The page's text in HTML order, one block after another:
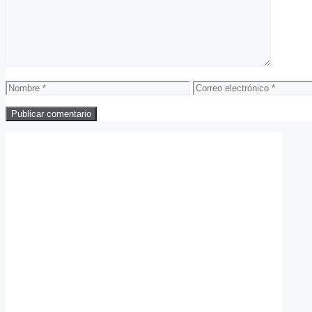
Nombre
Correo
electrónico